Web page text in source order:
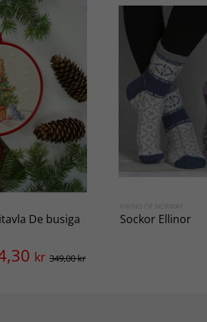
De busiga
kr 349,00 kr
VIKING OF NORWAY
Sockor Ellinor